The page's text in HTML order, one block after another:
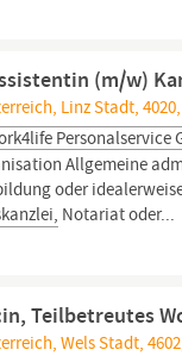
(m/w)
Linz Stadt,
Personalservice
Allgemeine
oder
Notariat oder...
Teilbetreutes
Wels Stadt,